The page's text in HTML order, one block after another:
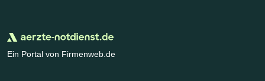
Ein Portal von Firmenweb.de